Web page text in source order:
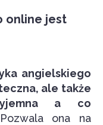
online jest
angielskiego
ale także
a co
ona na